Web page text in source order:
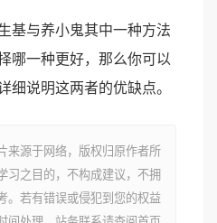
与养小鬼其中一种方法
哪一种更好，那么你可以
细说明这两者的优缺点。
来源于网络，版权归原作者所
习之目的，不构成建议，不拥
。若有错误或侵犯到您的权益